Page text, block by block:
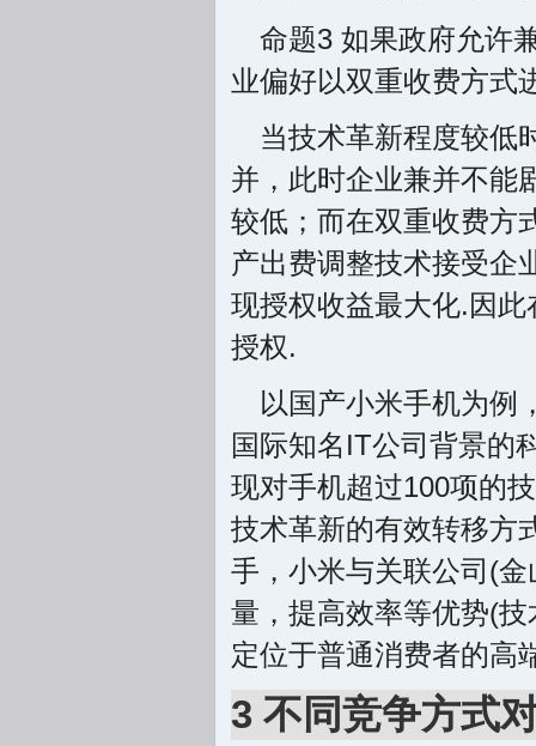
命题3 如果政府允许
业偏好以双重收费方式
当技术革新程度较低
并，此时企业兼并不能
较低；而在双重收费方
产出费调整技术接受企
现授权收益最大化.因
授权.
以国产小米手机为例
国际知名IT公司背景的
现对手机超过100项的
技术革新的有效转移方
手，小米与关联公司(
量，提高效率等优势(
定位于普通消费者的高
3 不同竞争方式